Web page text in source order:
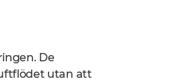
De
utan att